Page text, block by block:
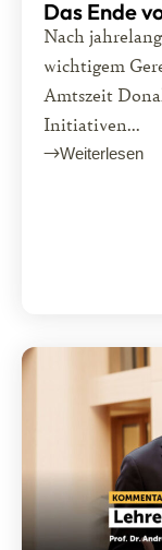
Das Ende
Nach
wichtigem
Amtszeit
Initiativen...
Weiterlesen